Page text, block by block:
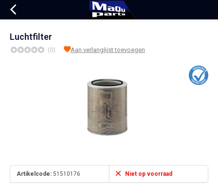
Luchtfilter
(0) Aan verlanglijst toevoegen
Artikelcode: 51510176 Niet op voorraad